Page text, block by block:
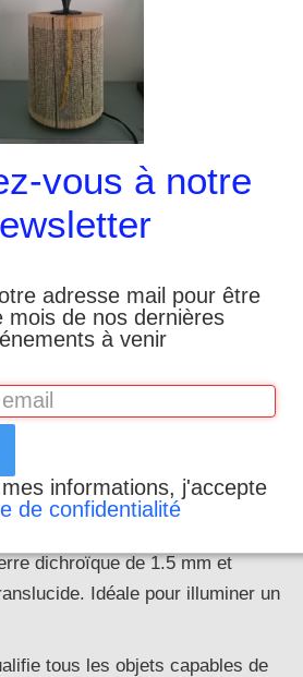
dichroïque de 1.5 mm et
Idéale pour illuminer un
tous les objets capables de
vous à notre
adresse mail pour être
mois de nos dernières
à venir
informations, j'accepte
de confidentialité